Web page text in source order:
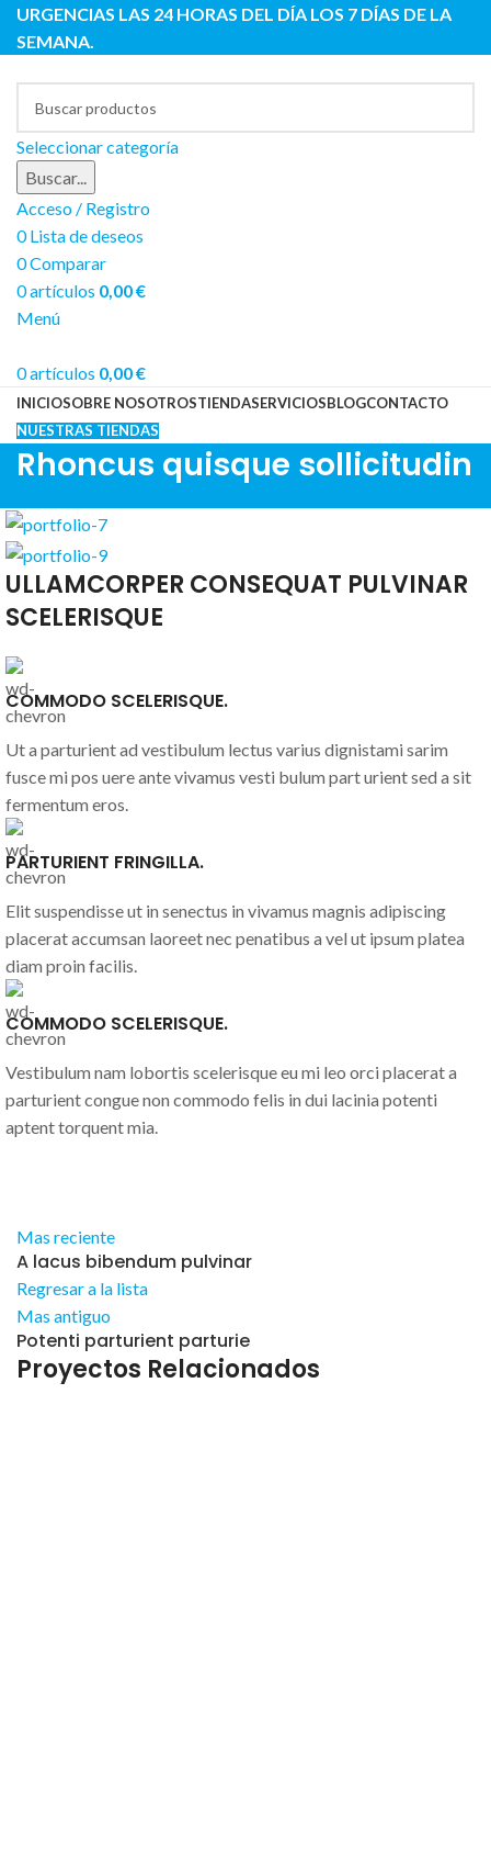
URGENCIAS LAS 24 HORAS DEL DÍA LOS 7 DÍAS DE LA
SEMANA.
Seleccionar categoría
Buscar...
Acceso / Registro
0Lista de deseos
0Comparar
0artículos 0,00€
Menú
0artículos 0,00€
INICIOSOBRE NOSOTROSTIENDASERVICIOSBLOGCONTACTO
NUESTRAS TIENDAS
Rhoncus quisque sollicitudin
ULLAMCORPER CONSEQUAT PULVINAR
SCELERISQUE
COMMODO SCELERISQUE.
Ut a parturient ad vestibulum lectus varius dignistami sarim
fusce mi pos uere ante vivamus vesti bulum part urient sed a sit
fermentum eros.
PARTURIENT FRINGILLA.
Elit suspendisse ut in senectus in vivamus magnis adipiscing
placerat accumsan laoreet nec penatibus a vel ut ipsum platea
diam proin facilis.
COMMODO SCELERISQUE.
Vestibulum nam lobortis scelerisque eu mi leo orci placerat a
parturient congue non commodo felis in dui lacinia potenti
aptent torquent mia.
Mas reciente
A lacus bibendum pulvinar
Regresar a la lista
Mas antiguo
Potenti parturient parturie
Proyectos Relacionados